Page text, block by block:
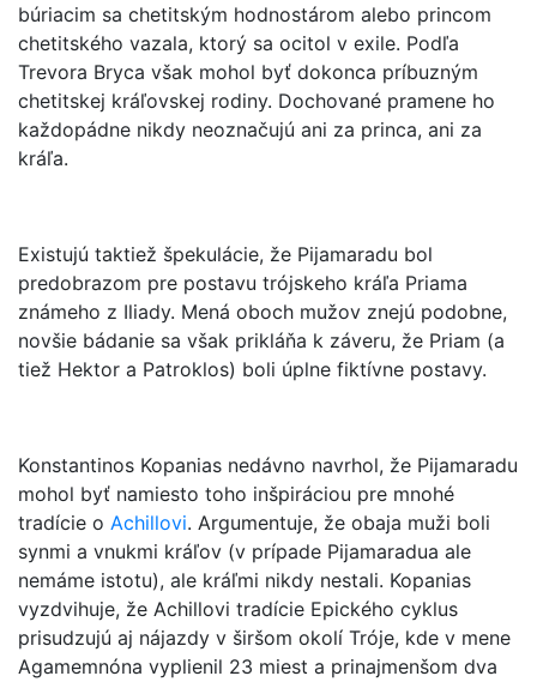
búriacim sa chetitským hodnostárom alebo princom
chetitského vazala, ktorý sa ocitol v exile. Podľa
Trevora Bryca však mohol byť dokonca príbuzným
chetitskej kráľovskej rodiny. Dochované pramene ho
každopádne nikdy neoznačujú ani za princa, ani za
kráľa.
Existujú taktiež špekulácie, že Pijamaradu bol
predobrazom pre postavu trójskeho kráľa Priama
známeho z Iliady. Mená oboch mužov znejú podobne,
novšie bádanie sa však prikláňa k záveru, že Priam (a
tiež Hektor a Patroklos) boli úplne fiktívne postavy.
Konstantinos Kopanias nedávno navrhol, že Pijamaradu
mohol byť namiesto toho inšpiráciou pre mnohé
tradície o Achillovi. Argumentuje, že obaja muži boli
synmi a vnukmi kráľov (v prípade Pijamaradua ale
nemáme istotu), ale kráľmi nikdy nestali. Kopanias
vyzdvihuje, že Achillovi tradície Epického cyklus
prisudzujú aj nájazdy v širšom okolí Tróje, kde v mene
Agamemnóna vyplienil 23 miest a prinajmenšom dva